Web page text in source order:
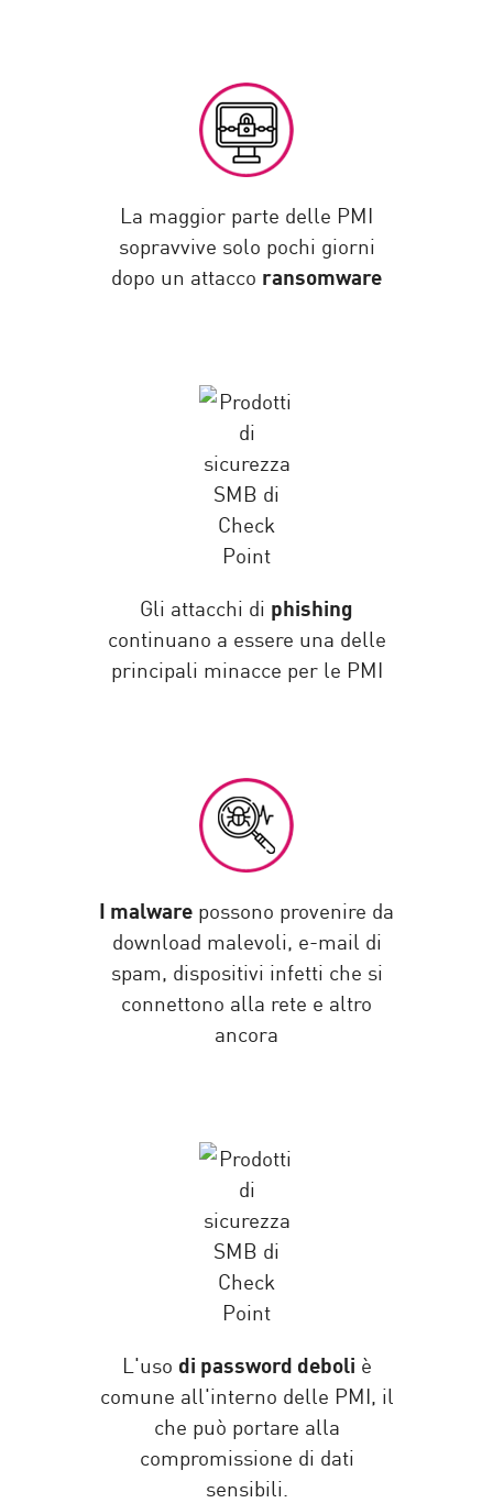
La maggior parte delle PMI
sopravvive solo pochi giorni
dopo un attacco ransomware
Gli attacchi di phishing
continuano a essere una delle
principali minacce per le PMI
I malware possono provenire da
download malevoli, e-mail di
spam, dispositivi infetti che si
connettono alla rete e altro
ancora
L'uso di password deboli è
comune all'interno delle PMI, il
che può portare alla
compromissione di dati
sensibili.